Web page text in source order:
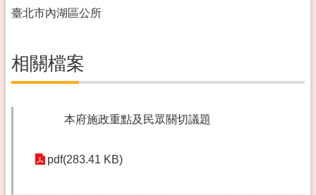
臺北市內湖區公所
相關檔案
本府施政重點及民眾關切議題
pdf(283.41 KB)